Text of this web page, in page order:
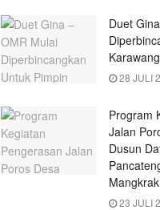
Duet
28 JULI
Program
Jalan
Dusun
Mangkrak
23 JULI